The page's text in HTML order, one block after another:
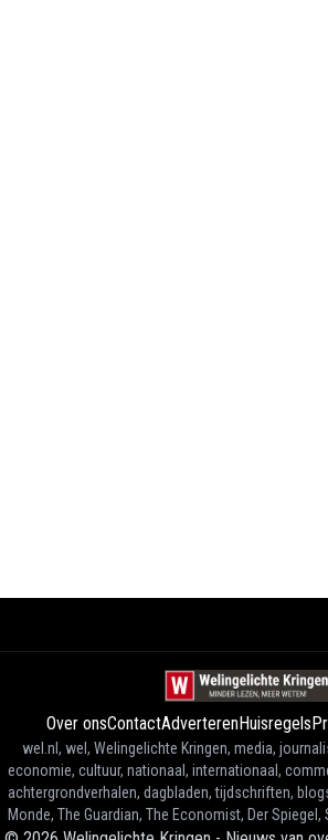
Over onsContactAdverterenHuisregels
wel.nl, wel, Welingelichte Kringen, media,
economie, cultuur, nationaal, internationaal,
achtergrondverhalen, dagbladen, tijdschriften,
Monde, The Guardian, The Economist, Der